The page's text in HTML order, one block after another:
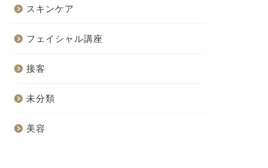
スキンケア
フェイシャル講座
接客
未分類
美容